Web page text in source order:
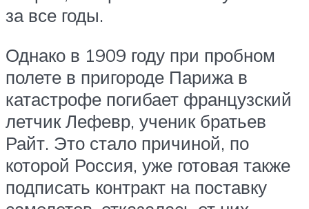
за все годы.
Однако в 1909 году при пробном
полете в пригороде Парижа в
катастрофе погибает французский
летчик Лефевр, ученик братьев
Райт. Это стало причиной, по
которой Россия, уже готовая также
подписать контракт на поставку